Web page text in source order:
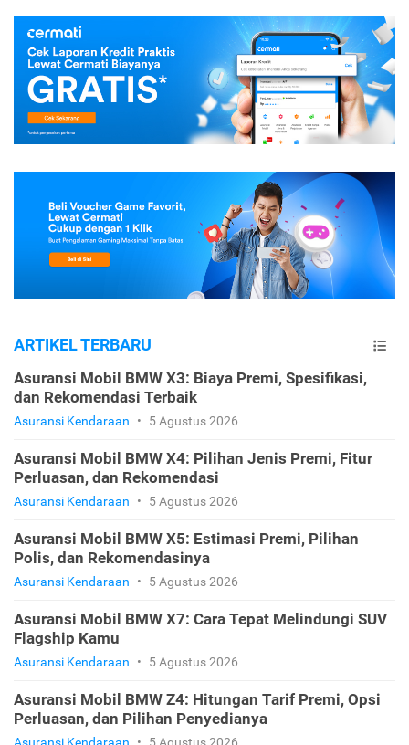
ARTIKEL TERBARU
Asuransi Mobil BMW X3: Biaya Premi, Spesifikasi,
dan Rekomendasi Terbaik
Asuransi Kendaraan • 5 Agustus 2026
Asuransi Mobil BMW X4: Pilihan Jenis Premi, Fitur
Perluasan, dan Rekomendasi
Asuransi Kendaraan • 5 Agustus 2026
Asuransi Mobil BMW X5: Estimasi Premi, Pilihan
Polis, dan Rekomendasinya
Asuransi Kendaraan • 5 Agustus 2026
Asuransi Mobil BMW X7: Cara Tepat Melindungi SUV
Flagship Kamu
Asuransi Kendaraan • 5 Agustus 2026
Asuransi Mobil BMW Z4: Hitungan Tarif Premi, Opsi
Perluasan, dan Pilihan Penyedianya
Asuransi Kendaraan • 5 Agustus 2026